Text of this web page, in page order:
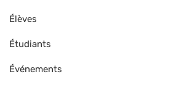
Élèves
Étudiants
Événements